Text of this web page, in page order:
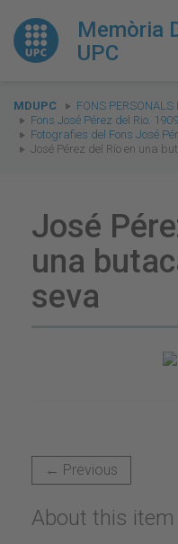
Memòria
UPC
You
are
here:
MDUPC
FONS PERSONALS
Fons José Pérez del Rio.
Fotografies del Fons José
José Pérez del Río en una
José
una
seva
← Previous
About this item